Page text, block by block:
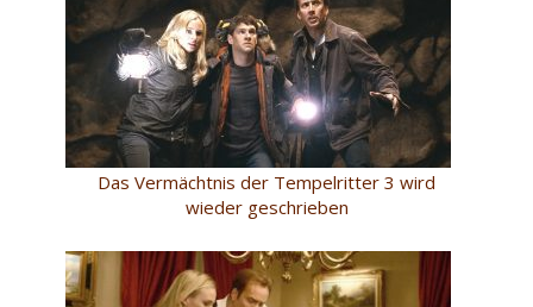
Das Vermächtnis der Tempelritter 3 wird
wieder geschrieben